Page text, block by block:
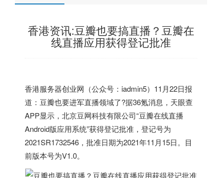
香港资讯:豆瓣也要搞直播？豆瓣在
线直播应用获得登记批准
香港服务器创业网（公众号：iadmin5）11月22日报
道：豆瓣也要进军直播领域了?据36氪消息，天眼查
APP显示，北京豆网科技有限公司“豆瓣在线直播
Android版应用系统”获得登记批准，登记号为
2021SR1732546，批准日期为2021年11月15日。目
前版本号为V1.0。